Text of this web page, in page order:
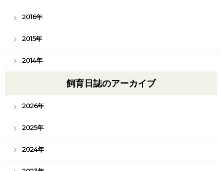
2016年
2015年
2014年
飼育日誌のアーカイブ
2026年
2025年
2024年